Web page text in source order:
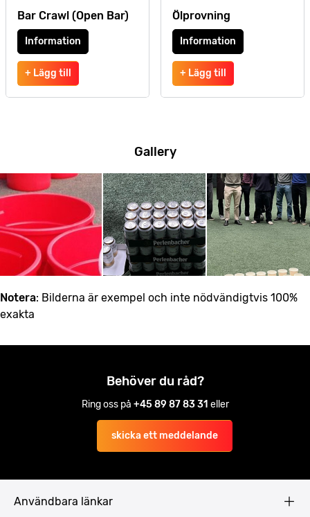
Bar Crawl (Open Bar)
Information
+ Lägg till
Ölprovning
Information
+ Lägg till
Gallery
Notera: Bilderna är exempel och inte nödvändigtvis 100%
exakta
Behöver du råd?
Ring oss på +45 89 87 83 31 eller
skicka ett meddelande
Användbara länkar